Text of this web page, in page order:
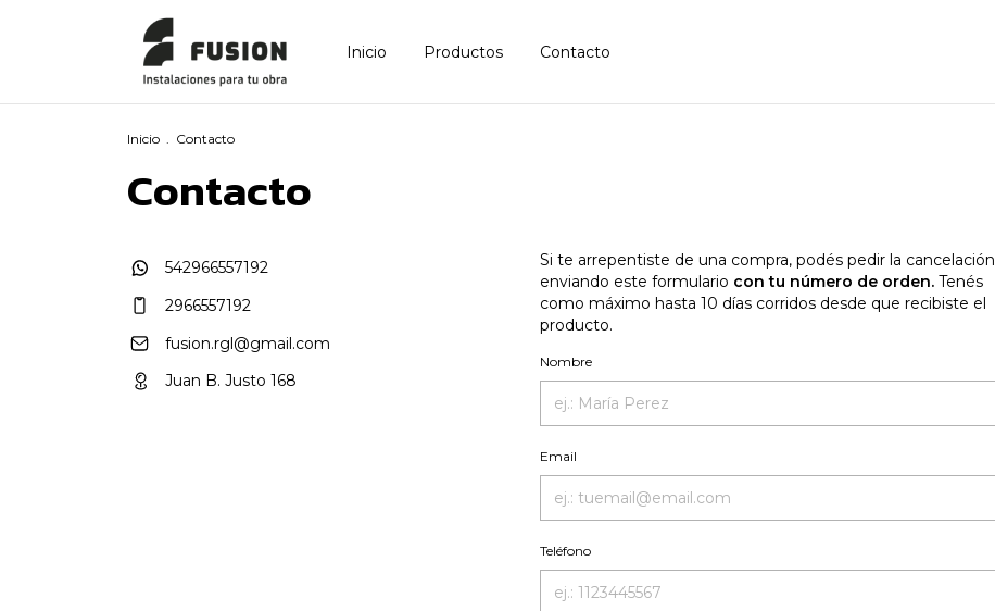
Inicio Productos Contacto
Inicio . Contacto
Contacto
542966557192
2966557192
fusion.rgl@gmail.com
Juan B. Justo 168
Si te arrepentiste de una compra, podés pedir la cancelación
enviando este formulario con tu número de orden. Tenés
como máximo hasta 10 días corridos desde que recibiste el
producto.
Nombre
Email
Teléfono